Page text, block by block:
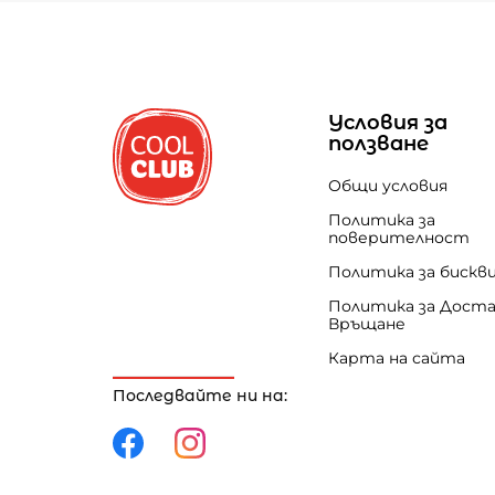
Последвайте ни на:
Условия за
ползване
Общи условия
Политика за
поверителност
Политика за
Политика за
Връщане
Карта на сайта